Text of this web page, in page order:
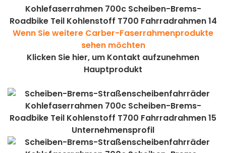
Wenn Sie weitere Carber-Faserrahmenprodukte
sehen möchten
Klicken Sie hier, um Kontakt aufzunehmen
Hauptprodukt
Unternehmensprofil